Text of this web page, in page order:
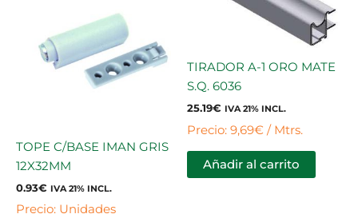
TOPE C/BASE IMAN GRIS
12X32MM
0.93€ IVA 21% INCL.
Precio: Unidades
TIRADOR A-1 ORO MATE
S.Q. 6036
25.19€ IVA 21% INCL.
Precio: 9,69€ / Mtrs.
Añadir al carrito